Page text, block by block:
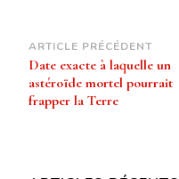
Navigation
d’article
ARTICLE PRÉCÉDENT
Date exacte à laquelle un
astéroïde mortel pourrait
frapper la Terre